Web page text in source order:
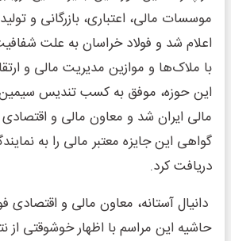
موسسات مالی، اعتباری، بازرگانی و
اعلام شد و فولاد خراسان به علت
با ملاک‌ها و موازین مدیریت مالی و
این حوزه، موفق به کسب تندیس
مالی ایران شد و معاون مالی و
گواهی این جایزه معتبر مالی را به
دریافت کرد.
دانیال آستانه، معاون مالی و اقتصادی
حاشیه این مراسم با اظهار خوشوقتی از